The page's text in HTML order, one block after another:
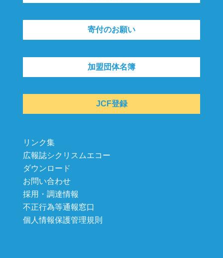
寄付のお願い
加盟団体名簿
JCF登録
リンク集
広報誌シクリスムエコー
ダウンロード
お問い合わせ
採用・調達情報
不正行為等通報窓口
個人情報保護管理規則